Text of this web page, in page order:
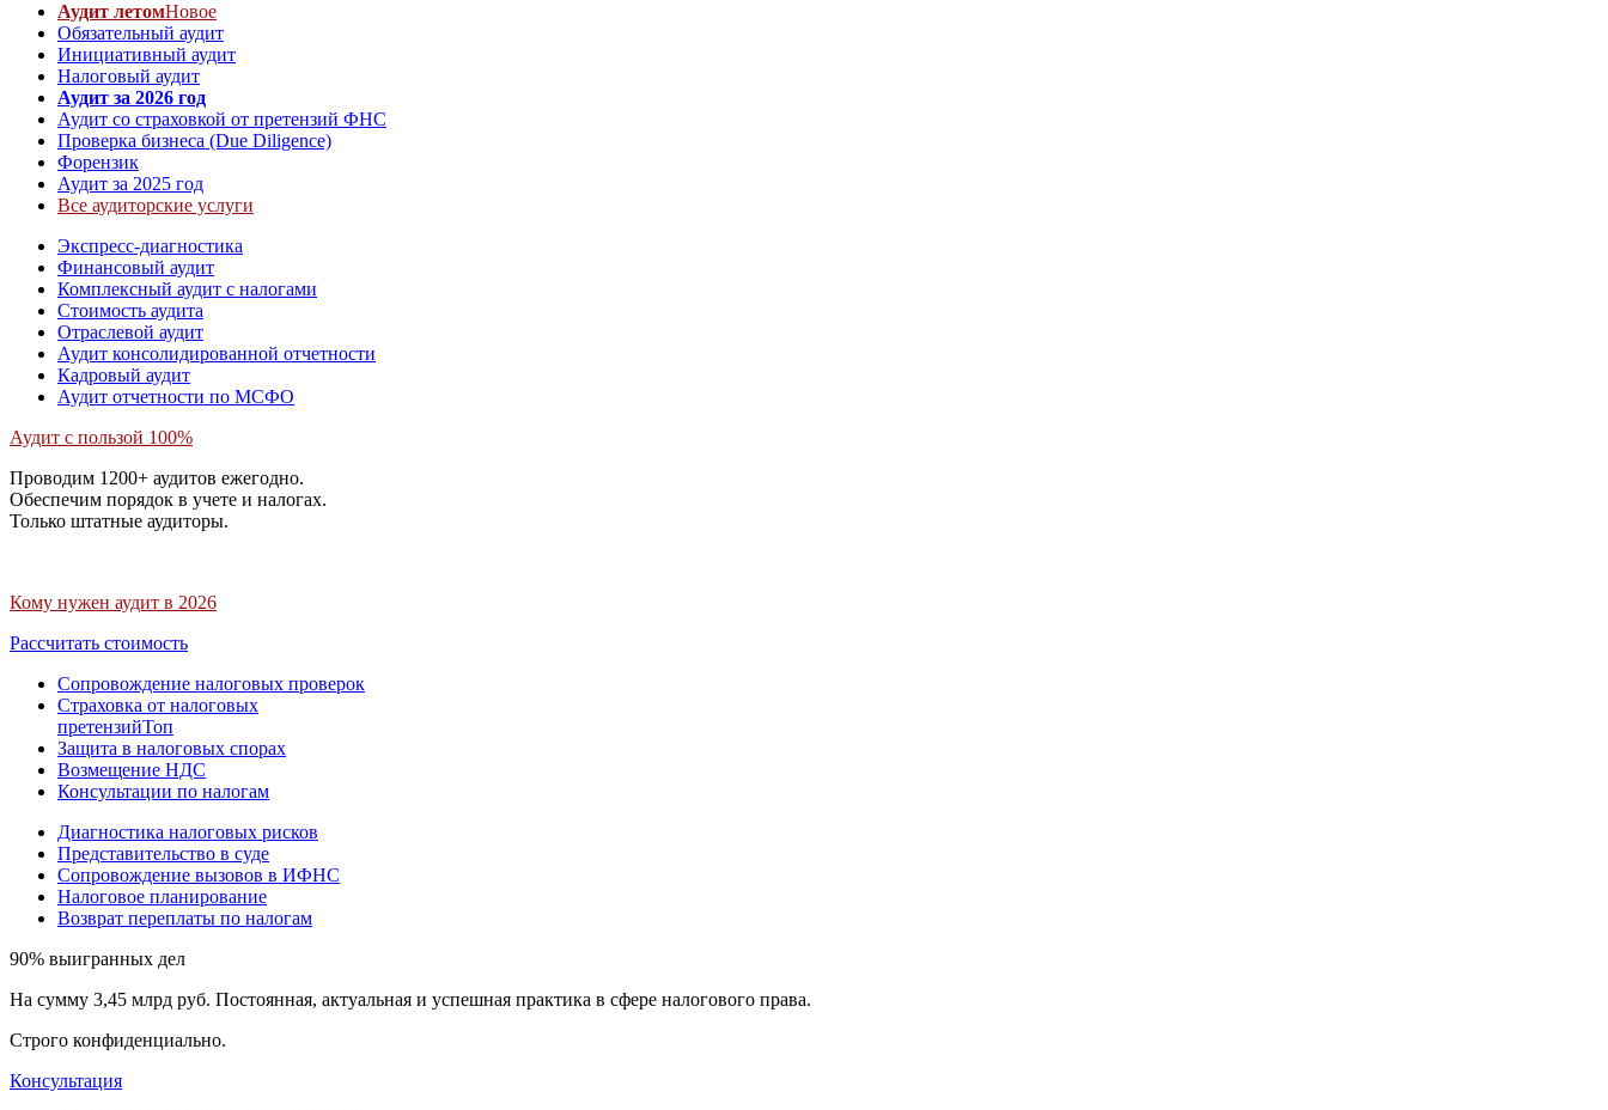
Аудит летомНовое
Обязательный аудит
Инициативный аудит
Налоговый аудит
Аудит за 2026 год
Аудит со страховкой от претензий ФНС
Проверка бизнеса (Due Diligence)
Форензик
Аудит за 2025 год
Все аудиторские услуги
Экспресс-диагностика
Финансовый аудит
Комплексный аудит с налогами
Стоимость аудита
Отраслевой аудит
Аудит консолидированной отчетности
Кадровый аудит
Аудит отчетности по МСФО
Аудит с пользой 100%
Проводим 1200+ аудитов ежегодно.
Обеспечим порядок в учете и налогах.
Только штатные аудиторы.
Кому нужен аудит в 2026
Рассчитать стоимость
Сопровождение налоговых проверок
Страховка от налоговых
претензийТоп
Защита в налоговых спорах
Возмещение НДС
Консультации по налогам
Диагностика налоговых рисков
Представительство в суде
Сопровождение вызовов в ИФНС
Налоговое планирование
Возврат переплаты по налогам
90% выигранных дел
На сумму 3,45 млрд руб. Постоянная, актуальная и успешная практика в сфере налогового права.
Строго конфиденциально.
Консультация